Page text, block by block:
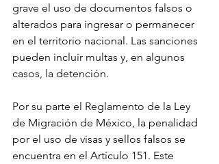
grave el uso de documentos falsos o
alterados para ingresar o permanecer
en el territorio nacional. Las sanciones
pueden incluir multas y, en algunos
casos, la detención.
Por su parte el Reglamento de la Ley
de Migración de México, la penalidad
por el uso de visas y sellos falsos se
encuentra en el Artículo 151. Este